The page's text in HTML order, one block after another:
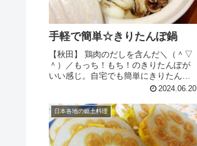
手軽で簡単☆きりたんぽ鍋
【秋田】 鶏肉のだしを含んだ＼（＾▽
＾）／もっち！もち！のきりたんぽが
いい感じ。自宅でも簡単にきりたんぽ
鍋が楽しめます。 レシピはこちら （楽
肉（モモ肉）こんにゃくごぼう舞茸白
ねぎせりきりたんぽ...
2024.06.20
日本各地の郷土料理